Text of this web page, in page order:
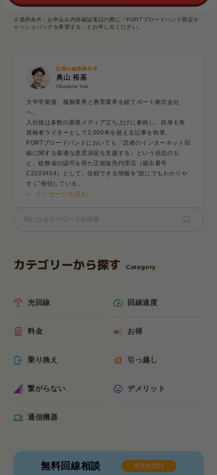
※適用条件：お申込み内容確認電話の際に「PORTブロードバンド限定キ
ャッシュバックを希望する」とお申し出ください。
記事の編集責任者
奥山 裕基
Okuyama Yuki
大学卒業後、服飾業界と教育業界を経てポート株式会社
へ。
入社後は多数の新規メディア立ち上げに参画し、自身も有
資格者ライターとして2,000本を超える記事を執筆。
PORTブロードバンドにおいても「読者のインターネット回
線に関する最適な意思決定を支援する」という信念のも
と、総務省の認可を得た正規販売代理店（届出番号
C2203454）として、信頼できる情報を“誰にでもわかりや
すく”発信している。
＞ メッセージを読む
カテゴリーから探す
光回線 回線速度
料金 お得
乗り換え 引っ越し
繋がらない デメリット
通信機器
無料回線相談 光受付窓口